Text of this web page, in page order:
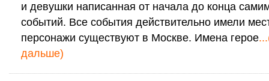
и девушки написанная от начала до конца
событий. Все события действительно имели
персонажи существуют в Москве. Имена герое
дальше)